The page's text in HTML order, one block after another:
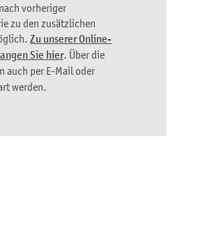
vorheriger
zu den zusätzlichen
Zu unserer Online-
Sie hier. Über die
auch per E-Mail oder
werden.